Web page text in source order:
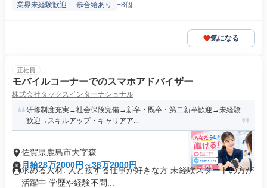
業界未経験歓迎 歩合給あり +8個
気になる
正社員
モバイルコーナーでのスマホアドバイザー
株式会社タックスインターナショナル
研修制度充実→社会保険完備→新卒・既卒・第二新卒歓迎→未経験
歓迎→スキルアップ・キャリアア...
佐賀県鹿島市大字森
月給28万2000円～36万2000円
求める人材: 人と接する仕事が好きな方 未経験スタートの方が
活躍中 学歴や経験不問...